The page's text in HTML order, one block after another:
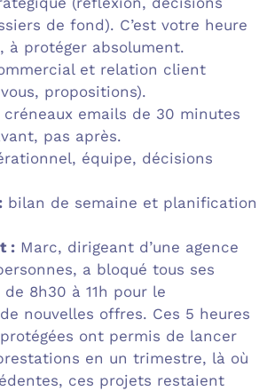
de fond). C’est votre heure
à protéger absolument.
et relation client
propositions).
créneaux emails de 30 minutes
pas après.
équipe, décisions
bilan de semaine et planification
: Marc, dirigeant d’une agence
a bloqué tous ses
8h30 à 11h pour le
nouvelles offres. Ces 5 heures
ont permis de lancer
en un trimestre, là où
ces projets restaient